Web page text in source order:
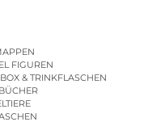
FIGUREN
& TRINKFLASCHEN